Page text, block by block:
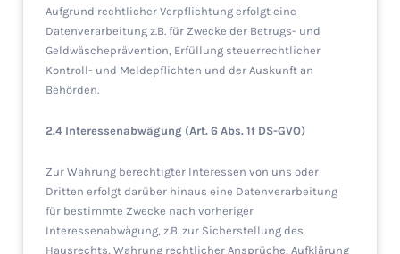
Aufgrund rechtlicher Verpflichtung erfolgt eine
Datenverarbeitung z.B. für Zwecke der Betrugs- und
Geldwäscheprävention, Erfüllung steuerrechtlicher
Kontroll- und Meldepflichten und der Auskunft an
Behörden.
2.4 Interessenabwägung (Art. 6 Abs. 1f DS-GVO)
Zur Wahrung berechtigter Interessen von uns oder
Dritten erfolgt darüber hinaus eine Datenverarbeitung
für bestimmte Zwecke nach vorheriger
Interessenabwägung, z.B. zur Sicherstellung des
Hausrechts, Wahrung rechtlicher Ansprüche, Aufklärung